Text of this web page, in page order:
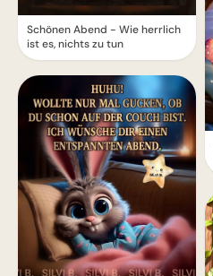
Schönen Abend - Wie herrlich
ist es, nichts zu tun